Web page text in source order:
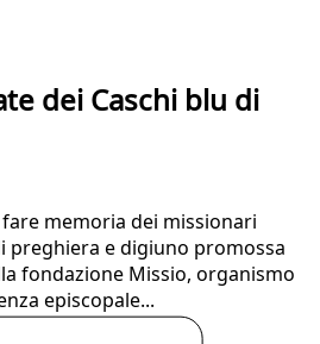
dei Caschi blu di
memoria dei missionari
preghiera e digiuno promossa
fondazione Missio, organismo
episcopale...